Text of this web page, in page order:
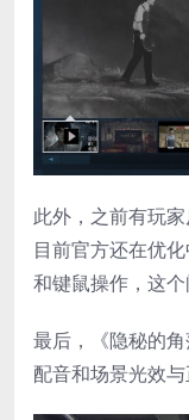
此外，之前有玩
目前官方还在优
和键鼠操作，这个
最后，《隐秘的
配音和场景光效与